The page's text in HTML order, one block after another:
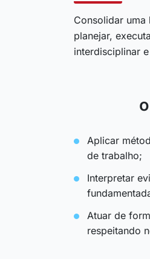
Consolidar
planejar,
interdisciplinar
Aplicar
de trabalho;
Interpretar
Atuar de
respeitando